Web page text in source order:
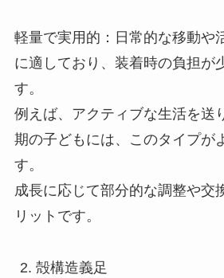
軽量で実用的：日常的な移動や
に適しており、装着時の負担が
す。
例えば、アクティブな生活を送
期の子どもには、このタイプが
す。
成長に応じて部分的な調整や交
リットです。
殻構造義足